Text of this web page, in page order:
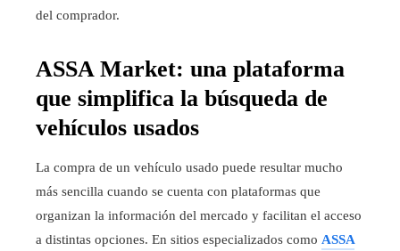
del comprador.
ASSA Market: una plataforma
que simplifica la búsqueda de
vehículos usados
La compra de un vehículo usado puede resultar mucho
más sencilla cuando se cuenta con plataformas que
organizan la información del mercado y facilitan el acceso
a distintas opciones. En sitios especializados como ASSA